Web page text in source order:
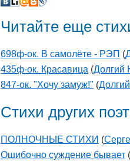
Читайте еще
698ф-ок. В самолёте - РЭП (
435ф-ок. Красавица (Долгий
847-ок. "Хочу замуж!" (
Стихи других
ПОЛНОЧНЫЕ СТИХИ (
Ошибочно суждение бывает (